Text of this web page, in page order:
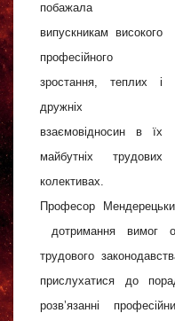
побажала
випускникам високого
професійного
зростання, теплих і
дружніх
взаємовідносин в їх
майбутніх трудових
колективах.
Професор
дотримання вимог
трудового
прислухатися до
розв’язанні